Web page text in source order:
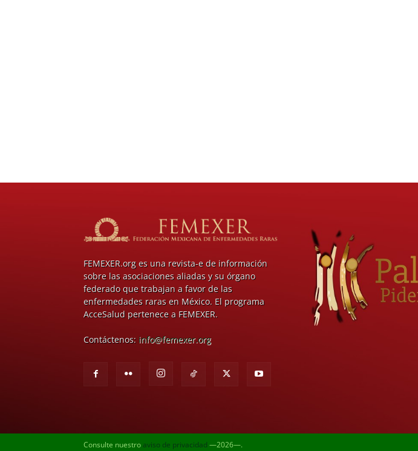
FEMEXER.org es una revista-e de información
sobre las asociaciones aliadas y su órgano
federado que trabajan a favor de las
enfermedades raras en México. El programa
AcceSalud pertenece a FEMEXER.
Contáctenos: info@femexer.org
Consulte nuestro aviso de privacidad —2026—.